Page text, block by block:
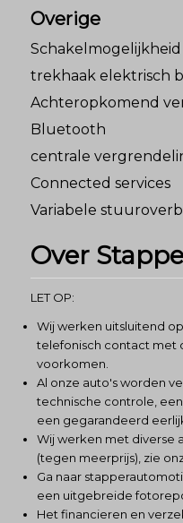
Overige
trekhaak elektrisch
Achteropkomend
Bluetooth
centrale
Connected services
Variabele
Over
LET OP:
Wij werken uitsluitend
telefonisch contact met
voorkomen.
Al onze auto's worden
technische controle,
een gegarandeerd
Wij werken met diverse
(tegen meerprijs), zie
Ga naar
een uitgebreide
Het financieren en